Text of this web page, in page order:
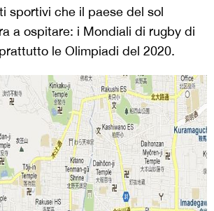
sportivi che il paese del sol
a ospitare: i Mondiali di rugby di
le Olimpiadi del 2020.